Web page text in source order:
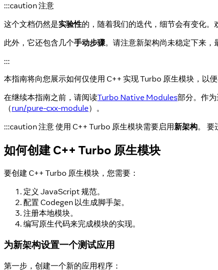
:::caution 注意
这个文档仍然是实验性的，随着我们的迭代，细节会有变化。
此外，它还包含几个手动步骤。请注意新架构尚未稳定下来
:::
本指南将向您展示如何仅使用 C++ 实现 Turbo 原生模块，
在继续本指南之前，请阅读Turbo Native Modules部分。作
（run/pure-cxx-module）。
:::caution 注意 使用 C++ Turbo 原生模块需要启用新架构。 要
如何创建 C++ Turbo 原生模块
要创建 C++ Turbo 原生模块，您需要：
定义 JavaScript 规范。
配置 Codegen 以生成脚手架。
注册本地模块。
编写原生代码来完成模块的实现。
为新架构设置一个测试应用
第一步，创建一个新的应用程序：